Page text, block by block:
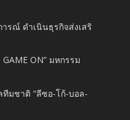
รณ์ ดำเนินธุรกิจส่งเสริ
ON” มหกรรม
ทีมชาติ “ลีซอ-โก้-บอล-